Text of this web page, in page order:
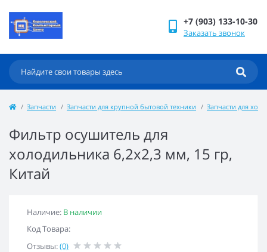
+7 (903) 133-10-30
Заказать звонок
Запчасти Запчасти для крупной бытовой техники Запчасти для
Фильтр осушитель для
холодильника 6,2x2,3 мм, 15 гр,
Китай
Наличие: В наличии
Код Товара:
Отзывы:(0)